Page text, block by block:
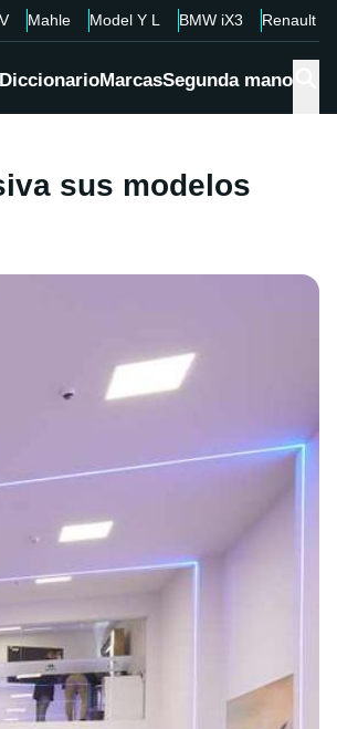
Mahle Model Y L BMW iX3 Renault
DiccionarioMarcasSegunda mano
sus modelos